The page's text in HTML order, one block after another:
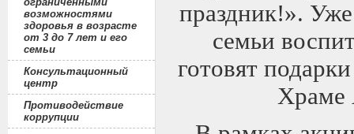
возможностями
здоровья в возрасте
от 3 до 7 лет и его
семьи
Консультационный
центр
Противодействие
коррупции
праздник!».
семьи
готовят
Храме